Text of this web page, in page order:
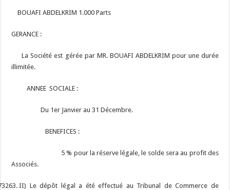
BOUAFI ABDELKRIM 1.000 Parts
GERANCE :
La Société est gérée par MR. BOUAFI ABDELKRIM pour une durée
illimitée.
ANNEE SOCIALE :
Du 1er Janvier au 31 Décembre.
BENEFICES :
5 % pour la réserve légale, le solde sera au profit des
Associés.
II) Le dépôt légal a été effectué au Tribunal de Commerce de